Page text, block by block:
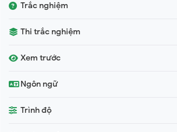
Trắc nghiệm
Thi trắc nghiệm
Xem trước
Ngôn ngữ
Trình độ